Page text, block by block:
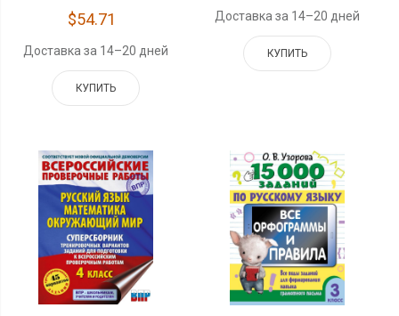
$54.71
Доставка за 14–20 дней
КУПИТЬ
Доставка за 14–20 дней
КУПИТЬ